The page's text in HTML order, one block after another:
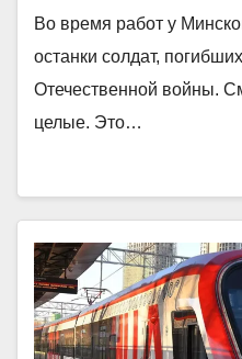
Во время работ у
останки солдат,
Отечественной войны.
целые. Это…